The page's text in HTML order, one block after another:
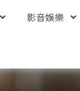
影音娛樂